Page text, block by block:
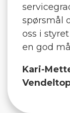
spørsmål
oss i
en god
Kari-